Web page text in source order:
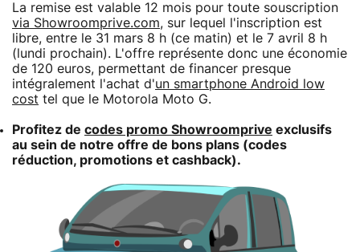
La remise est valable 12 mois pour toute souscription
via Showroomprive.com, sur lequel l'inscription est
libre, entre le 31 mars 8 h (ce matin) et le 7 avril 8 h
(lundi prochain). L'offre représente donc une économie
de 120 euros, permettant de financer presque
intégralement l'achat d'un smartphone Android low
cost tel que le Motorola Moto G.
Profitez de codes promo Showroomprive exclusifs
au sein de notre offre de bons plans (codes
réduction, promotions et cashback).